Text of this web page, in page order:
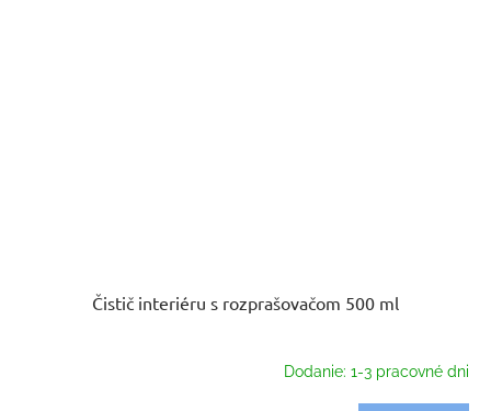
Čistič interiéru s rozprašovačom 500 ml
Dodanie: 1-3 pracovné dni